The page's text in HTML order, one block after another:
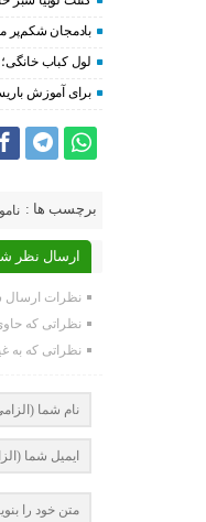
بادمجان شکم‌پر
لول کباب
برای آموزش
برچسب ها :
ارسال نظر
نظرات ارسال
نظراتی که
نظراتی که به